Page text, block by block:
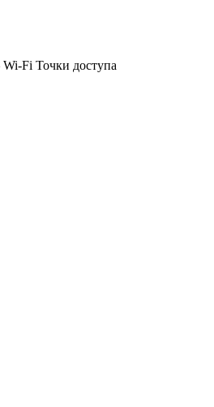
Fi Точки доступа